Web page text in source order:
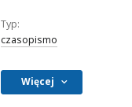
Typ:
czasopismo
Więcej